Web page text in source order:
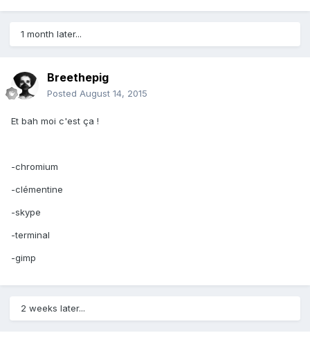
1 month later...
Breethepig
Posted August 14, 2015
Et bah moi c'est ça !
-chromium
-clémentine
-skype
-terminal
-gimp
2 weeks later...